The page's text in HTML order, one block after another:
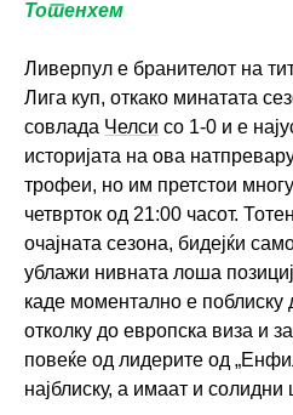
Тотенхем
Ливерпул е бранителот на
Лига куп, откако минатата
совлада Челси со 1-0 и е
историјата на ова
трофеи, но им претстои
четврток од 21:00 часот.
очајната сезона, бидејќи
ублажи нивната лоша
каде моментално е поблиску
отколку до европска виза и
повеќе од лидерите од
најблиску, а имаат и